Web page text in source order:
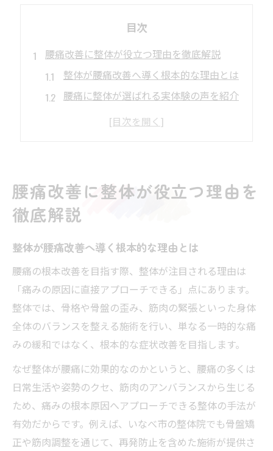
目次
腰痛改善に整体が役立つ理由を徹底解説
整体が腰痛改善へ導く根本的な理由とは
腰痛に整体が選ばれる実体験の声を紹介
整体と整骨院の違いと腰痛への効果
整体施術を活かした腰痛予防の工夫
腰痛改善のための整体選びのコツ
日常生活と整体の組み合わせ活用法
慢性腰痛に整体が役立つ理由と実例
三重県いなべ市の整体選びのポイントとは
整体選びで重視すべき腰痛改善の視点
整体院の選び方と安心できる基準まとめ
三重県いなべ市で整体を探す際の注意点
腰痛対策に最適な整体院の見極め方
整体と整骨院の違いを正しく理解しよう
施術内容と費用相場を知りたい方におすすめ
腰痛改善に整体が役立つ理由を
徹底解説
整体が腰痛改善へ導く根本的な理由とは
腰痛の根本改善を目指す際、整体が注目される理由は
「痛みの原因に直接アプローチできる」点にあります。
整体では、骨格や骨盤の歪み、筋肉の緊張といった身体
全体のバランスを整える施術を行い、単なる一時的な痛
みの緩和ではなく、根本的な症状改善を目指します。
なぜ整体が腰痛に効果的なのかというと、腰痛の多くは
日常生活や姿勢のクセ、筋肉のアンバランスから生じる
ため、痛みの根本原因へアプローチできる整体の手法が
有効だからです。例えば、いなべ市の整体院でも骨盤矯
正や筋肉調整を通じて、再発防止を含めた施術が提供さ